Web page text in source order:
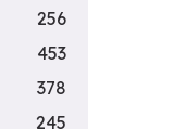
256
453
378
245